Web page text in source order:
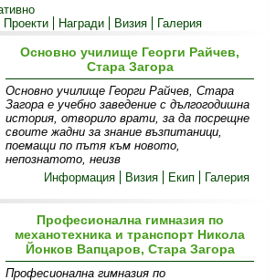
Прoекти Награди Визия Галерия
Основно училище Георги Райчев,
Стара Загора
Основно училище Георги Райчев, Стара
Загора е учебно заведение с дългогодишна
история, отворило врати, за да посрещне
своите жадни за знание възпитаници,
поемащи по пътя към новото,
непознатото, неизв
Информация
Визия Екип Галерия
Професионална гимназия по
механотехника и транспорт Никола
Йонков Вапцаров, Стара Загора
Професионална гимназия по